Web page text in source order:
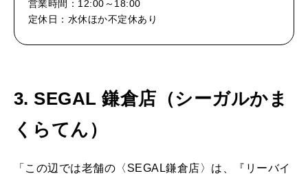
営業時間：12:00～18:00
定休日：水休ほか不定休あり
3. SEGAL 鎌倉店（シーガルかま
くらてん）
「この辺では老舗の〈SEGAL鎌倉店〉は、『リーバイ